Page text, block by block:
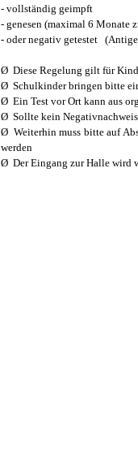
- vollständig geimpft
- genesen (maximal 6 Monate
- oder negativ getestet
Ø Diese Regelung gilt für
Ø Schulkinder bringen bitte
Ø Ein Test vor Ort kann aus
Ø Sollte kein
Ø Weiterhin muss bitte auf
werden
Ø Der Eingang zur Halle wird